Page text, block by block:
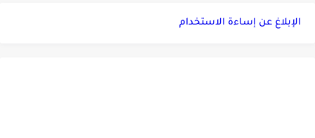
الإبلاغ عن إساءة الاستخدام